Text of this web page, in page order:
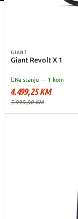
GIANT
Giant Revolt X 1
Na stanju — 1 kom
4.499,25 KM
5.999,00 KM